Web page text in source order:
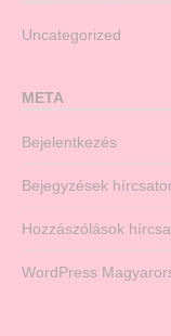
Uncategorized
META
Bejelentkezés
Bejegyzések
Hozzászólások
WordPress